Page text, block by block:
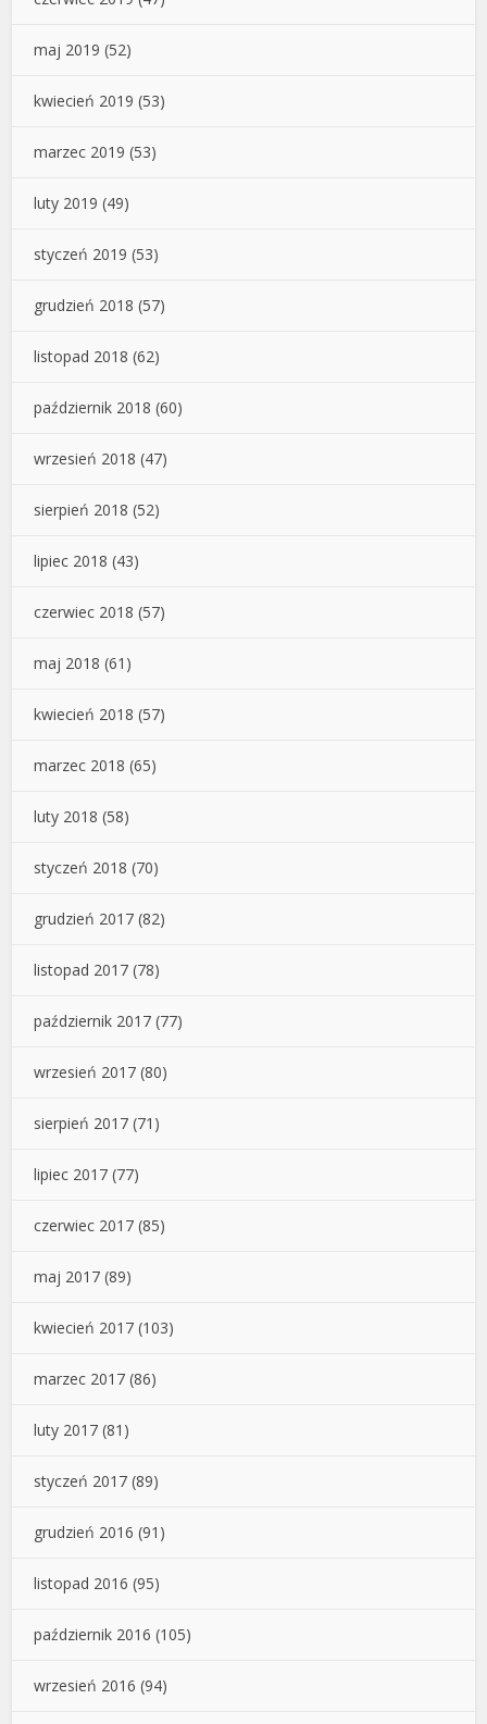
maj 2019 (52)
kwiecień 2019 (53)
marzec 2019 (53)
luty 2019 (49)
styczeń 2019 (53)
grudzień 2018 (57)
listopad 2018 (62)
październik 2018 (60)
wrzesień 2018 (47)
sierpień 2018 (52)
lipiec 2018 (43)
czerwiec 2018 (57)
maj 2018 (61)
kwiecień 2018 (57)
marzec 2018 (65)
luty 2018 (58)
styczeń 2018 (70)
grudzień 2017 (82)
listopad 2017 (78)
październik 2017 (77)
wrzesień 2017 (80)
sierpień 2017 (71)
lipiec 2017 (77)
czerwiec 2017 (85)
maj 2017 (89)
kwiecień 2017 (103)
marzec 2017 (86)
luty 2017 (81)
styczeń 2017 (89)
grudzień 2016 (91)
listopad 2016 (95)
październik 2016 (105)
wrzesień 2016 (94)